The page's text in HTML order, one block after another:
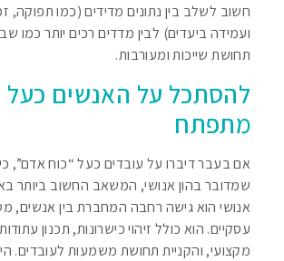
חשוב לשלב בין נתונים מדידים (כמו תפוקה,
ועמידה ביעדים) לבין מדדים רכים יותר כמו
תחושת שייכות ומעורבות.
להסתכל על האנשים כעל
מתפתח
אם בעבר דיברו על עובדים כעל “כוח אדם”,
שמדובר בהון אנושי, המשאב החשוב ביותר
אנושי הוא גישה רחבה המחברת בין אנשים,
עסקיים. הוא כולל זיהוי כישרונות, תכנון
מקצועי, והקניית תחושת משמעות לעובדים.